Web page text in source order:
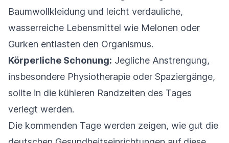
Baumwollkleidung und leicht verdauliche,
wasserreiche Lebensmittel wie Melonen oder
Gurken entlasten den Organismus.
Körperliche Schonung: Jegliche Anstrengung,
insbesondere Physiotherapie oder Spaziergänge,
sollte in die kühleren Randzeiten des Tages
verlegt werden.
Die kommenden Tage werden zeigen, wie gut die